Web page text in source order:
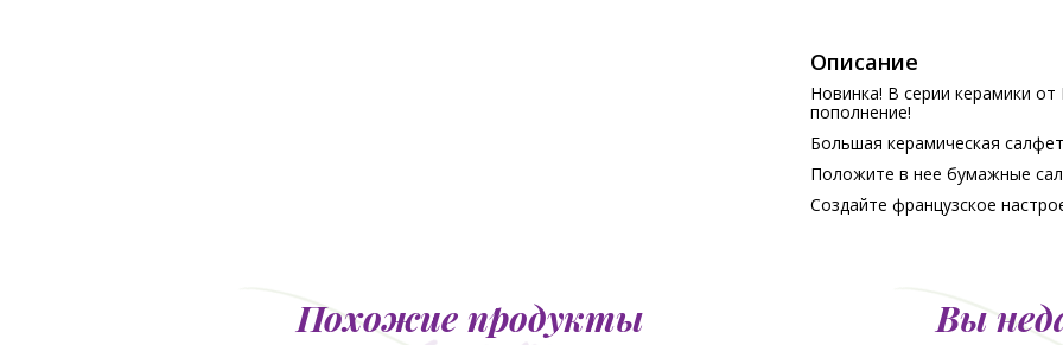
Описание
Новинка! В серии керамики
пополнение!
Большая керамическая
Положите в нее бумажные
Создайте французское
Похожие продукты Вы